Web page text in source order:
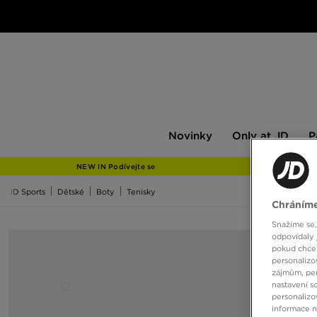
Novinky
JD
Only at JD
NEW IN Podívejte se
JD Sports Dětské Boty Tenisky
Snažíme
odpovídaly
pokud
zájmům,
nastavení
informace